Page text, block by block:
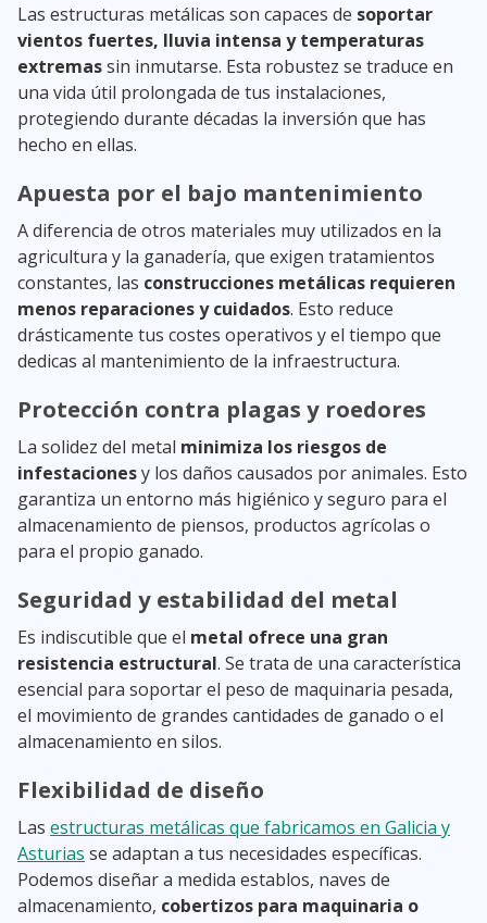
Las estructuras metálicas son capaces de soportar
vientos fuertes, lluvia intensa y temperaturas
extremassin inmutarse. Esta robustez se traduce en
una vida útil prolongada de tus instalaciones,
protegiendo durante décadas la inversión que has
hecho en ellas.
Apuesta por el bajo mantenimiento
A diferencia de otros materiales muy utilizados en la
agricultura y la ganadería, que exigen tratamientos
constantes, las construcciones metálicas requieren
menos reparaciones y cuidados. Esto reduce
drásticamente tus costes operativos y el tiempo que
dedicas al mantenimiento de la infraestructura.
Protección contra plagas y roedores
La solidez del metal minimiza los riesgos de
infestacionesy los daños causados por animales. Esto
garantiza un entorno más higiénico y seguro para el
almacenamiento de piensos, productos agrícolas o
para el propio ganado.
Seguridad y estabilidad del metal
Es indiscutible que el metal ofrece una gran
resistencia estructural. Se trata de una característica
esencial para soportar el peso de maquinaria pesada,
el movimiento de grandes cantidades de ganado o el
almacenamiento en silos.
Flexibilidad de diseño
Las estructuras metálicas que fabricamos en Galicia y
Asturias se adaptan a tus necesidades específicas.
Podemos diseñar a medida establos, naves de
almacenamiento, cobertizos para maquinaria o